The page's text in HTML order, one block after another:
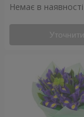
Немає в наявності
Уточнити